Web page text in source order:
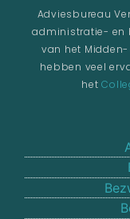
Adviesbureau
administratie- en
van het Midden-
hebben veel
het